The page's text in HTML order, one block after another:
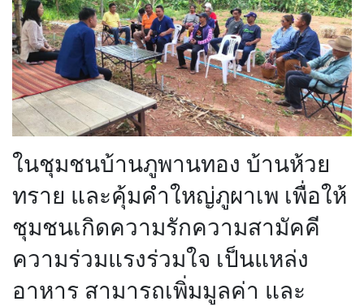
ในชุมชนบ้านภูพานทอง บ้านห้วย
ทราย และคุ้มคำใหญ่ภูผาเพ เพื่อให้
ชุมชนเกิดความรักความสามัคคี
ความร่วมแรงร่วมใจ เป็นแหล่ง
อาหาร สามารถเพิ่มมูลค่า และ